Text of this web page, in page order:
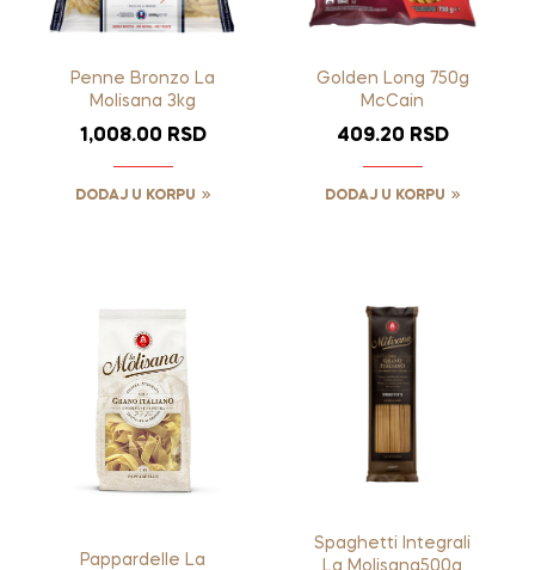
Penne Bronzo La
Molisana 3kg
1,008.00 RSD
DODAJ U KORPU
Golden Long 750g
McCain
409.20 RSD
DODAJ U KORPU
Pappardelle La
Spaghetti Integrali